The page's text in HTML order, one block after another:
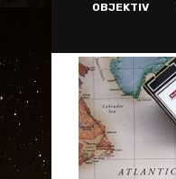
OBJEKTIV